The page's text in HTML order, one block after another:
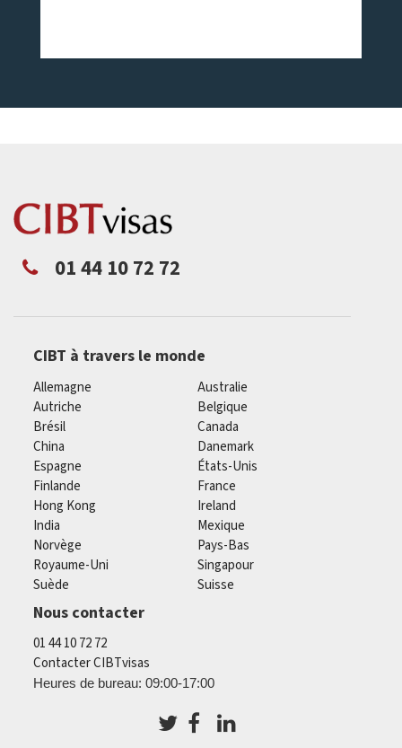
01 44 10 72 72
CIBT à travers le monde
Allemagne
Australie
Autriche
Belgique
Brésil
Canada
China
Danemark
Espagne
États-Unis
Finlande
France
Hong Kong
Ireland
India
Mexique
Norvège
Pays-Bas
Royaume-Uni
Singapour
Suède
Suisse
Nous contacter
01 44 10 72 72
Contacter CIBTvisas
Heures de bureau: 09:00-17:00